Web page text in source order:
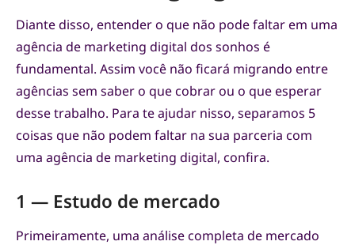
Diante disso, entender o que não pode faltar em uma
agência de marketing digital dos sonhos é
fundamental. Assim você não ficará migrando entre
agências sem saber o que cobrar ou o que esperar
desse trabalho. Para te ajudar nisso, separamos 5
coisas que não podem faltar na sua parceria com
uma agência de marketing digital, confira.
1 — Estudo de mercado
Primeiramente, uma análise completa de mercado